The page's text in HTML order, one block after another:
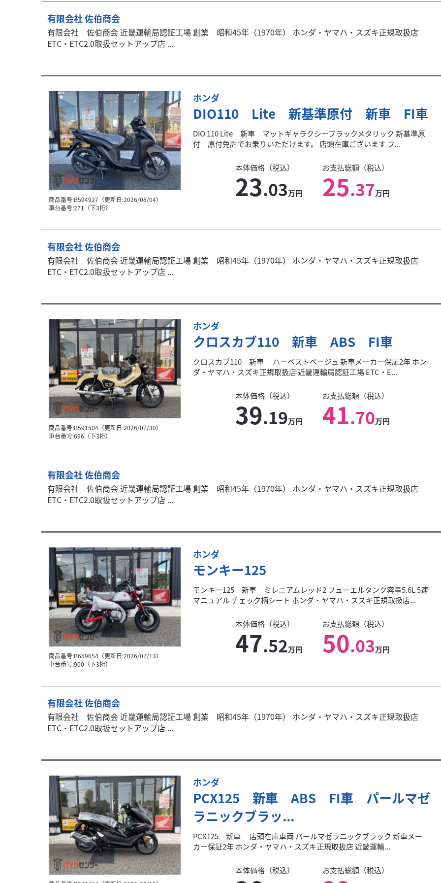
有限会社 佐伯商会
有限会社 佐伯商会 近畿運輸局認証工場 創業 昭和45年（1970年） ホンダ・ヤマハ・スズキ正規取扱店
ETC・ETC2.0取扱セットアップ店 ...
商品番号:B594927（更新日:2026/08/04）
車台番号:271（下3桁）
ホンダ
DIO110 Lite 新基準原付 新車 FI車
DIO 110 Lite 新車 マットギャラクシーブラックメタリック 新基準原
付 原付免許でお乗りいただけます。 店頭在庫ございます フ...
本体価格（税込）
23.03万円
お支払総額（税込）
25.37万円
有限会社 佐伯商会
有限会社 佐伯商会 近畿運輸局認証工場 創業 昭和45年（1970年） ホンダ・ヤマハ・スズキ正規取扱店
ETC・ETC2.0取扱セットアップ店 ...
商品番号:B591504（更新日:2026/07/30）
車台番号:696（下3桁）
ホンダ
クロスカブ110 新車 ABS FI車
クロスカブ110 新車 ハーベストベージュ 新車メーカー保証2年 ホン
ダ・ヤマハ・スズキ正規取扱店 近畿運輸局認証工場 ETC・E...
本体価格（税込）
39.19万円
お支払総額（税込）
41.70万円
有限会社 佐伯商会
有限会社 佐伯商会 近畿運輸局認証工場 創業 昭和45年（1970年） ホンダ・ヤマハ・スズキ正規取扱店
ETC・ETC2.0取扱セットアップ店 ...
商品番号:B659654（更新日:2026/07/13）
車台番号:900（下3桁）
ホンダ
モンキー125
モンキー125 新車 ミレニアムレッド2 フューエルタンク容量5.6L 5速
マニュアル チェック柄シート ホンダ・ヤマハ・スズキ正規取扱店...
本体価格（税込）
47.52万円
お支払総額（税込）
50.03万円
有限会社 佐伯商会
有限会社 佐伯商会 近畿運輸局認証工場 創業 昭和45年（1970年） ホンダ・ヤマハ・スズキ正規取扱店
ETC・ETC2.0取扱セットアップ店 ...
ホンダ
PCX125 新車 ABS FI車 パールマゼ
ラニックブラッ...
PCX125 新車 店頭在庫車両 パールマゼラニックブラック 新車メー
カー保証2年 ホンダ・ヤマハ・スズキ正規取扱店 近畿運輸...
本体価格（税込） お支払総額（税込）